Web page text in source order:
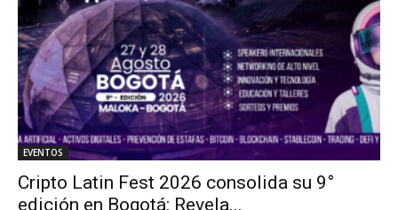
EVENTOS
Cripto Latin Fest 2026 consolida su 9°
edición en Bogotá: Revela...